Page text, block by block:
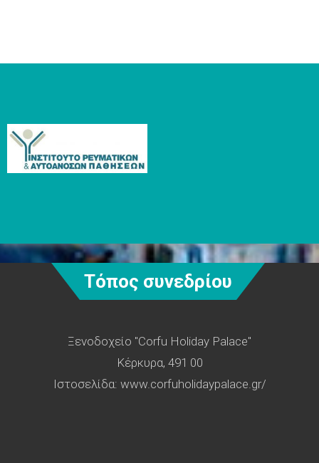
Τόπος συνεδρίου
Ξενοδοχείο "Corfu Holiday Palace"
Kέρκυρα, 491 00
Ιστοσελίδα: www.corfuholidaypalace.gr/